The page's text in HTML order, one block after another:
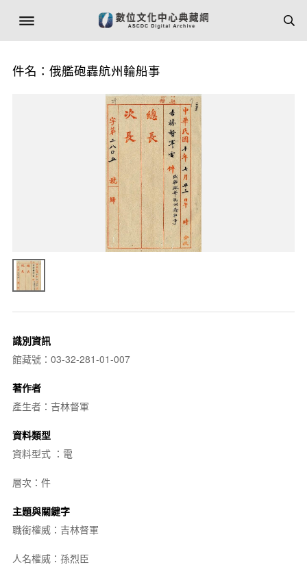
件名：俄艦砲轟航州輪船事
識別資訊
館藏號：03-32-281-01-007
著作者
產生者：吉林督軍
資料類型
資料型式 ：電
層次：件
主題與關鍵字
職銜權威：吉林督軍
人名權威：孫烈臣